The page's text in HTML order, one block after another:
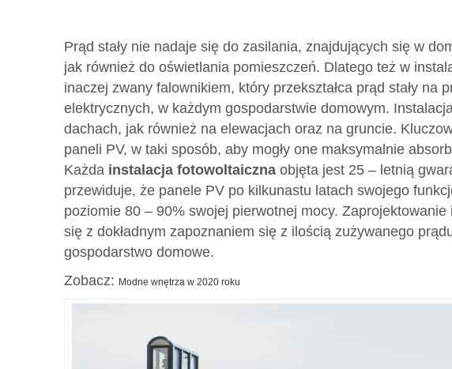
Prąd stały nie nadaje się do zasilania, znajdujących się w
jak również do oświetlania pomieszczeń. Dlatego też w
inaczej zwany falownikiem, który przekształca prąd stały na
elektrycznych, w każdym gospodarstwie domowym.
dachach, jak również na elewacjach oraz na gruncie.
paneli PV, w taki sposób, aby mogły one maksymalnie
Każda instalacja fotowoltaiczna objęta jest 25 – letnią
przewiduje, że panele PV po kilkunastu latach swojego
poziomie 80 – 90% swojej pierwotnej mocy.
się z dokładnym zapoznaniem się z ilością zużywanego
gospodarstwo domowe.
Zobacz: Modne wnętrza w 2020 roku